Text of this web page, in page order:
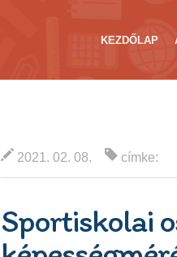
KEZDŐLAP
2021. 02. 08. címke:
Sportiskolai